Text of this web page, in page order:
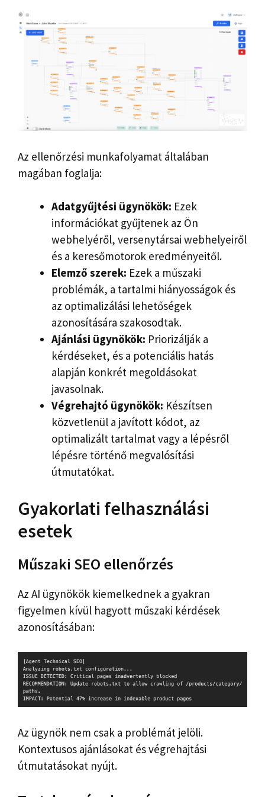
Az ellenőrzési munkafolyamat általában
magában foglalja:
Adatgyűjtési ügynökök: Ezek
információkat gyűjtenek az Ön
webhelyéről, versenytársai webhelyeiről
és a keresőmotorok eredményeitől.
Elemző szerek: Ezek a műszaki
problémák, a tartalmi hiányosságok és
az optimalizálási lehetőségek
azonosítására szakosodtak.
Ajánlási ügynökök: Priorizálják a
kérdéseket, és a potenciális hatás
alapján konkrét megoldásokat
javasolnak.
Végrehajtó ügynökök: Készítsen
közvetlenül a javított kódot, az
optimalizált tartalmat vagy a lépésről
lépésre történő megvalósítási
útmutatókat.
Gyakorlati felhasználási
esetek
Műszaki SEO ellenőrzés
Az AI ügynökök kiemelkednek a gyakran
figyelmen kívül hagyott műszaki kérdések
azonosításában:
Az ügynök nem csak a problémát jelöli.
Kontextusos ajánlásokat és végrehajtási
útmutatásokat nyújt.